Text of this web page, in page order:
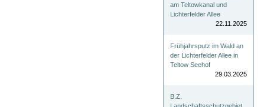
am Teltowkanal und
Lichterfelder Allee
22.11.2025
Frühjahrsputz im Wald an
der Lichterfelder Allee in
Teltow Seehof
29.03.2025
B.Z.